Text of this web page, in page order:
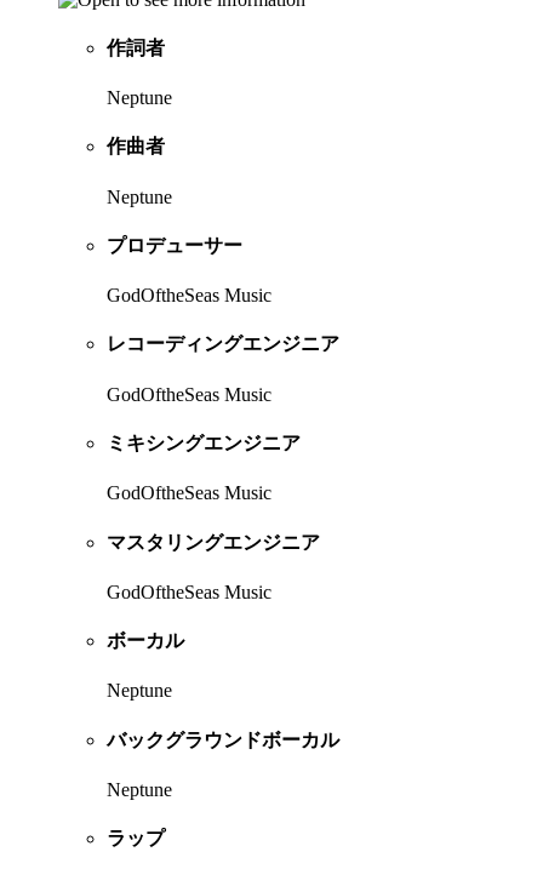
作詞者
Neptune
作曲者
Neptune
プロデューサー
GodOftheSeas Music
レコーディングエンジニア
GodOftheSeas Music
ミキシングエンジニア
GodOftheSeas Music
マスタリングエンジニア
GodOftheSeas Music
ボーカル
Neptune
バックグラウンドボーカル
Neptune
ラップ